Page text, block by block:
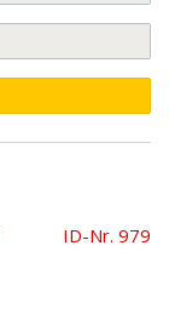
ID-Nr. 979